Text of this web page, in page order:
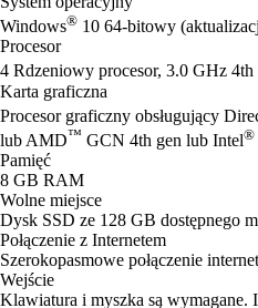
Windows® 10 64-bitowy
Procesor
4 Rdzeniowy procesor, 3.0 GHz
Karta graficzna
Procesor graficzny obsługujący
lub AMD™ GCN 4th gen lub Intel®
Pamięć
8 GB RAM
Wolne miejsce
Dysk SSD ze 128 GB dostępnego
Połączenie z Internetem
Szerokopasmowe połączenie
Wejście
Klawiatura i myszka są wymagane.